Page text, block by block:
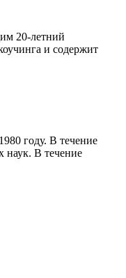
20-летний
и содержит
году. В течение
наук. В течение